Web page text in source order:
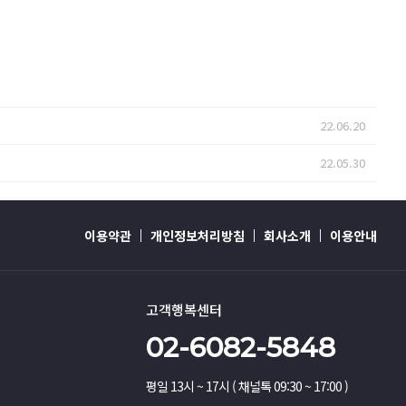
22.06.20
22.05.30
이용약관 개인정보처리방침 회사소개 이용안내
고객행복센터
02-6082-5848
평일 13시 ~ 17시 ( 채널톡 09:30 ~ 17:00 )